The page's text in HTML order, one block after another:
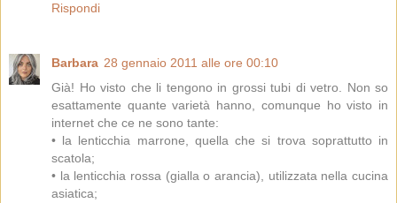
Rispondi
Barbara 28 gennaio 2011 alle ore 00:10
Già! Ho visto che li tengono in grossi tubi di vetro. Non so
esattamente quante varietà hanno, comunque ho visto in
internet che ce ne sono tante:
• la lenticchia marrone, quella che si trova soprattutto in
scatola;
• la lenticchia rossa (gialla o arancia), utilizzata nella cucina
asiatica;